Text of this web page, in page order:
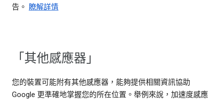
告。
瞭解詳情
「其他感應器」
您的裝置可能附有其他感應器，能夠提供相關資訊協助
Google 更準確地掌握您的所在位置。舉例來說，加速度感應